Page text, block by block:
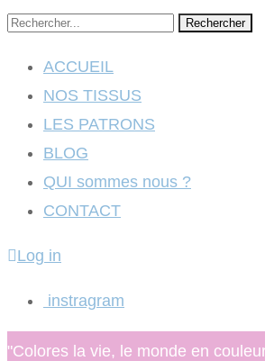
Rechercher
ACCUEIL
NOS TISSUS
LES PATRONS
BLOG
QUI sommes nous ?
CONTACT
Log in
instragram
"Colores la vie, le monde en